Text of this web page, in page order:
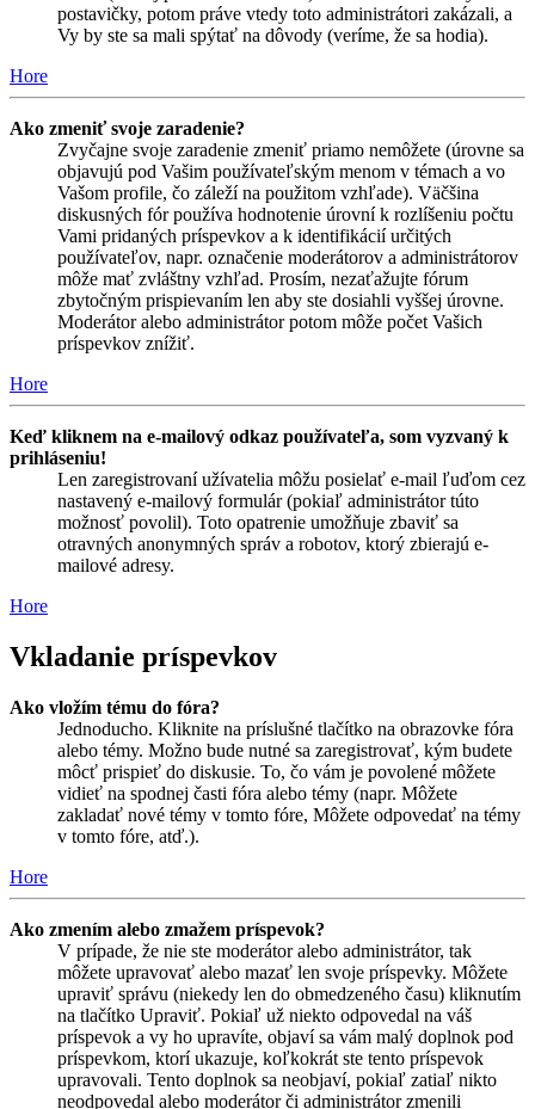
postavičky, potom práve vtedy toto administrátori zakázali, a
Vy by ste sa mali spýtať na dôvody (veríme, že sa hodia).
Hore
Ako zmeniť svoje zaradenie?
Zvyčajne svoje zaradenie zmeniť priamo nemôžete (úrovne sa
objavujú pod Vašim používateľským menom v témach a vo
Vašom profile, čo záleží na použitom vzhľade). Väčšina
diskusných fór používa hodnotenie úrovní k rozlíšeniu počtu
Vami pridaných príspevkov a k identifikácií určitých
používateľov, napr. označenie moderátorov a administrátorov
môže mať zvláštny vzhľad. Prosím, nezaťažujte fórum
zbytočným prispievaním len aby ste dosiahli vyššej úrovne.
Moderátor alebo administrátor potom môže počet Vašich
príspevkov znížiť.
Hore
Keď kliknem na e-mailový odkaz používateľa, som vyzvaný k
prihláseniu!
Len zaregistrovaní užívatelia môžu posielať e-mail ľuďom cez
nastavený e-mailový formulár (pokiaľ administrátor túto
možnosť povolil). Toto opatrenie umožňuje zbaviť sa
otravných anonymných správ a robotov, ktorý zbierajú e-
mailové adresy.
Hore
Vkladanie príspevkov
Ako vložím tému do fóra?
Jednoducho. Kliknite na príslušné tlačítko na obrazovke fóra
alebo témy. Možno bude nutné sa zaregistrovať, kým budete
môcť prispieť do diskusie. To, čo vám je povolené môžete
vidieť na spodnej časti fóra alebo témy (napr. Môžete
zakladať nové témy v tomto fóre, Môžete odpovedať na témy
v tomto fóre, atď.).
Hore
Ako zmením alebo zmažem príspevok?
V prípade, že nie ste moderátor alebo administrátor, tak
môžete upravovať alebo mazať len svoje príspevky. Môžete
upraviť správu (niekedy len do obmedzeného času) kliknutím
na tlačítko Upraviť. Pokiaľ už niekto odpovedal na váš
príspevok a vy ho upravíte, objaví sa vám malý doplnok pod
príspevkom, ktorí ukazuje, koľkokrát ste tento príspevok
upravovali. Tento doplnok sa neobjaví, pokiaľ zatiaľ nikto
neodpovedal alebo moderátor či administrátor zmenili